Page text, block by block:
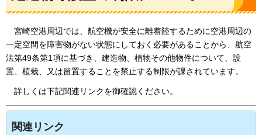
宮崎空港周辺では、航空機が安全に離着陸するために空港周辺の
一定空間を障害物がない状態にしておく必要があることから、航空
法第49条第1項に基づき、建造物、植物その他物件について、設
置、植栽、又は留置することを禁止する制限が課されています。
詳しくは下記関連リンクを御確認ください。
関連リンク